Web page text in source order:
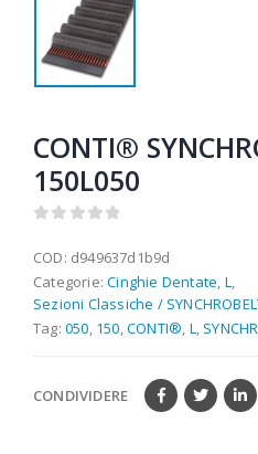
CONTI®
150L050
COD: d949637d1b9d
Categorie:Cinghie Dentate L
Sezioni Classiche /
Tag: 050 150 ,CONTI® L
CONDIVIDERE